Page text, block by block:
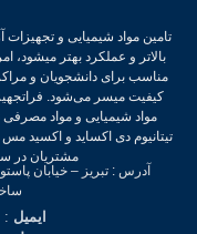
تامین مواد شیمیایی و
بالاتر و عملکرد بهتر میشود،
مناسب برای دانشجویان و
کیفیت میسر می‌شود.
تیتانیوم دی اکساید و اکسید
مشتریان در
ایمیل: info@faratajhizlab.com